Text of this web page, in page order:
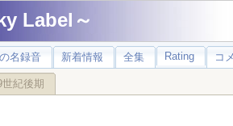
Label～
名録音 新着情報 全集 Rating コ
世紀後期